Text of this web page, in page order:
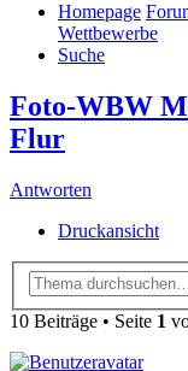
Homepage
Wettbewerbe
Suche
Foto-WBW
Flur
Antworten
Druckansicht
10 Beiträge • Seite 1